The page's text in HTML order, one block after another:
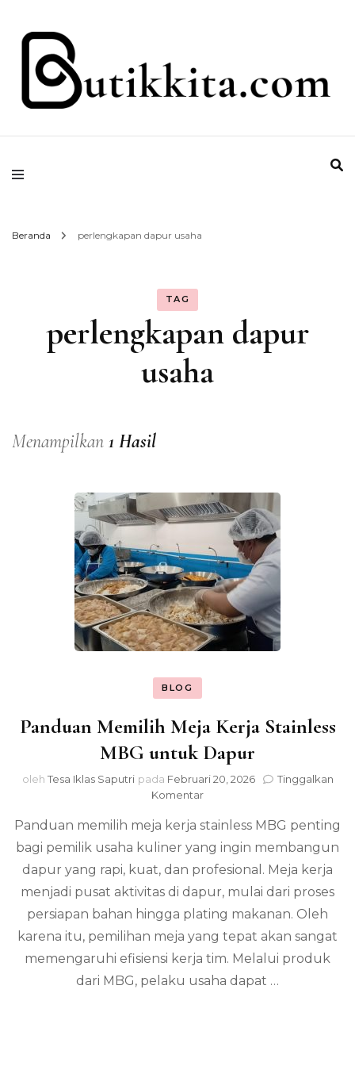
butikkita.com
Beranda perlengkapan dapur usaha
TAG
perlengkapan dapur
usaha
Menampilkan 1 Hasil
BLOG
Panduan Memilih Meja Kerja Stainless
MBG untuk Dapur
oleh Tesa Iklas Saputri pada Februari 20, 2026
Tinggalkan
Komentarpada
Memilih
Meja
Kerja
Stainless
MBG
untuk
Dapur
Panduan memilih meja kerja stainless MBG penting
bagi pemilik usaha kuliner yang ingin membangun
dapur yang rapi, kuat, dan profesional. Meja kerja
menjadi pusat aktivitas di dapur, mulai dari proses
persiapan bahan hingga plating makanan. Oleh
karena itu, pemilihan meja yang tepat akan sangat
memengaruhi efisiensi kerja tim. Melalui produk
dari MBG, pelaku usaha dapat …